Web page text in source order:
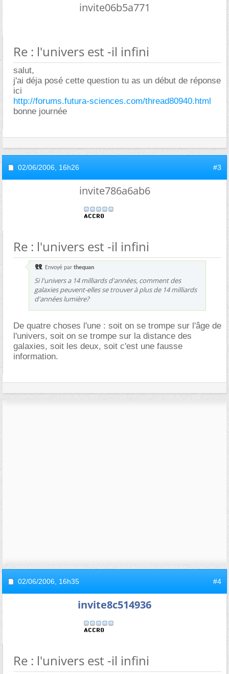
invite06b5a771
Re : l'univers est -il infini
salut,
j'ai déja posé cette question tu as un début de réponse
ici
http://forums.futura-sciences.com/thread80940.html
bonne journée
02/06/2006, 16h26 #3
invite786a6ab6
Re : l'univers est -il infini
Envoyé par thequan
Si l'univers a 14 milliards d'années, comment des
galaxies peuvent-elles se trouver à plus de 14 milliards
d'années lumière?
De quatre choses l'une : soit on se trompe sur l'âge de
l'univers, soit on se trompe sur la distance des
galaxies, soit les deux, soit c'est une fausse
information.
02/06/2006, 16h35 #4
invite8c514936
Re : l'univers est -il infini